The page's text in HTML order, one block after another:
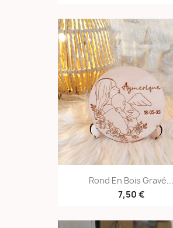
Rond En Bois Gravé...
7,50 €